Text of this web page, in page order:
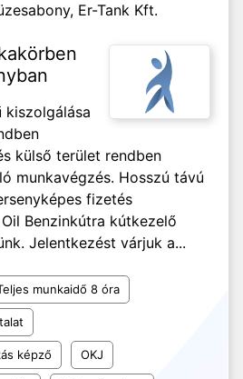
Er-Tank Kft.
kiszolgálása
külső terület rendben
munkavégzés. Hosszú távú
fizetés
Benzinkútra kútkezelő
Jelentkezést várjuk a...
munkaidő 8 óra
képző OKJ